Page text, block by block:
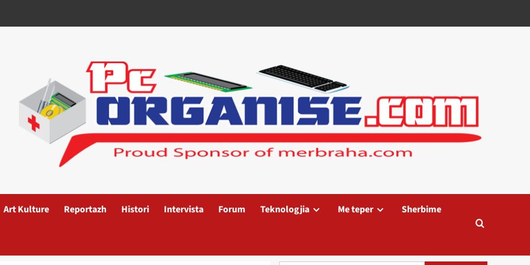
Art Kulture Reportazh Histori Intervista Forum Teknologjia Me teper Sherbime